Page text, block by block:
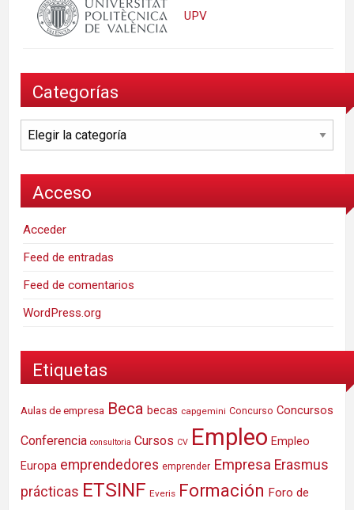
UPV
Categorías
Categorías
Acceso
Acceder
Feed de entradas
Feed de comentarios
WordPress.org
Etiquetas
Aulas de empresa Beca becas capgemini Concurso Concursos
Conferencia consultoria Cursos CV Empleo Empleo
Europa emprendedores emprender Empresa Erasmus
prácticas ETSINF Everis Formación Foro de